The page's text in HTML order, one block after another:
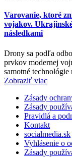
Varovanie, ktoré
vojakov.
následkami
Drony sa podľa
prvkov modernej
samotné
Zobraziť viac
Zásady
Zásady
Pravidlá a
Kontakt
socialmedia.sk
Vyhlásenie o
Zásady